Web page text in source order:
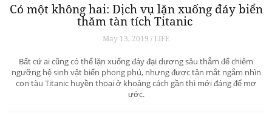
Có một không hai: Dịch vụ lặn xuống đáy biển
thăm tàn tích Titanic
May 13, 2019 / LIFE
Bất cứ ai cũng có thể lặn xuống đáy đại dương sâu thẳm để chiêm
ngưỡng hệ sinh vật biển phong phú, nhưng được tận mắt ngắm nhìn
con tàu Titanic huyền thoại ở khoảng cách gần thì mới đáng để mơ
ước.